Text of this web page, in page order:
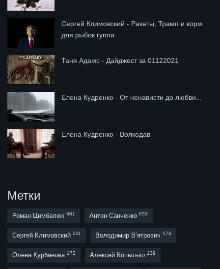
Сергей Климовский - Ракеты, Трамп и корм
для рыбок гуппи
Таня Адамс - Дайджест за 01122021
Елена Кудренко - От ненависти до любви...
Елена Кудренко - Волкодав
Метки
Роман Цимбалюк 681 Антон Санченко 653
Сергей Климовский 211 Володимир В’ятрович 176
Олена Курбанова 172 Алексей Копытько 139